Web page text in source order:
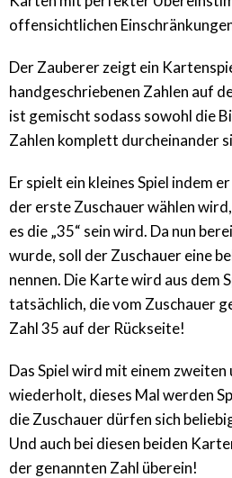
offensichtlichen
Der Zauberer zeigt ein
handgeschriebenen Zahlen auf
ist gemischt sodass sowohl die
Zahlen komplett durcheinander
Er spielt ein kleines Spiel indem
der erste Zuschauer wählen
es die „35“ sein wird. Da nun
wurde, soll der Zuschauer eine
nennen. Die Karte wird aus dem
tatsächlich, die vom Zuschauer
Zahl 35 auf der Rückseite!
Das Spiel wird mit einem
wiederholt, dieses Mal werden
die Zuschauer dürfen sich
Und auch bei diesen beiden
der genannten Zahl überein!